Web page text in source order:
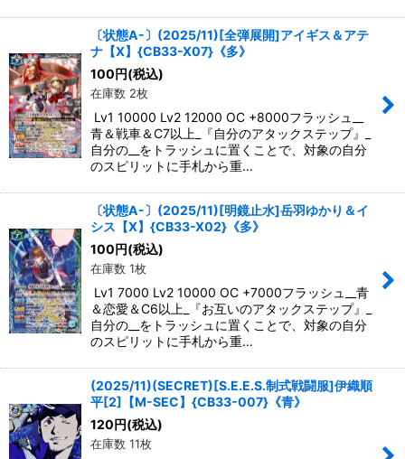
〔状態A-〕(2025/11)[全弾展開]アイギス＆アテ
ナ【X】{CB33-X07}《多》
100 円(税込)
在庫数 2枚
Lv1 10000 Lv2 12000 OC +8000フラッシュ__
青＆戦車＆C7以上_『自分のアタックステップ』_
自分の__をトラッシュに置くことで、対象の自分
のスピリットに手札から重…
〔状態A-〕(2025/11)[明鏡止水]岳羽ゆかり＆イ
シス【X】{CB33-X02}《多》
100 円(税込)
在庫数 1枚
Lv1 7000 Lv2 10000 OC +7000フラッシュ__青
＆恋愛＆C6以上_『お互いのアタックステップ』_
自分の__をトラッシュに置くことで、対象の自分
のスピリットに手札から重…
(2025/11)(SECRET)[S.E.E.S.制式戦闘服]伊織順
平[2]【M-SEC】{CB33-007}《青》
120 円(税込)
在庫数 11枚